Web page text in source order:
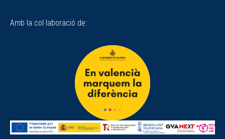
Amb la col·laboració de: